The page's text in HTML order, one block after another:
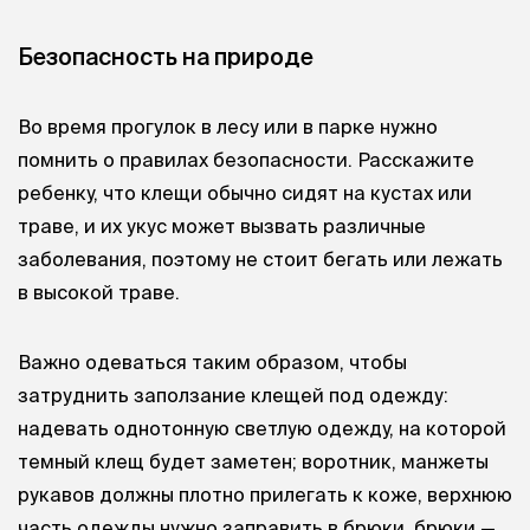
Безопасность на природе
Во время прогулок в лесу или в парке нужно
помнить о правилах безопасности. Расскажите
ребенку, что клещи обычно сидят на кустах или
траве, и их укус может вызвать различные
заболевания, поэтому не стоит бегать или лежать
в высокой траве.
Важно одеваться таким образом, чтобы
затруднить заползание клещей под одежду:
надевать однотонную светлую одежду, на которой
темный клещ будет заметен; воротник, манжеты
рукавов должны плотно прилегать к коже, верхнюю